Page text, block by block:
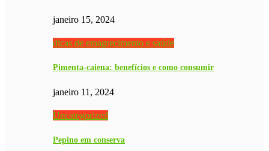
janeiro 15, 2024
dicas de emagrecimento e saúde
Pimenta-caiena: benefícios e como consumir
janeiro 11, 2024
Uncategorized
Pepino em conserva